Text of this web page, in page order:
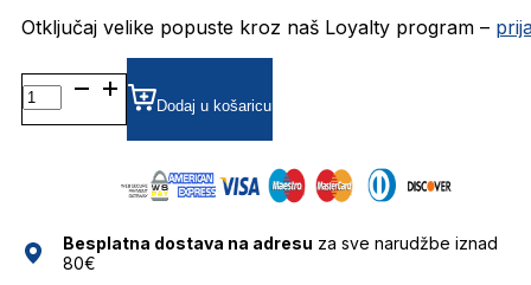
Otključaj velike popuste kroz naš Loyalty program –
BOSS1252 DIOPTRIJSKI
OKVIRI
HUGO
Dodaj u košaricu
Besplatna dostava na adresu za sve narudžbe iznad
80€